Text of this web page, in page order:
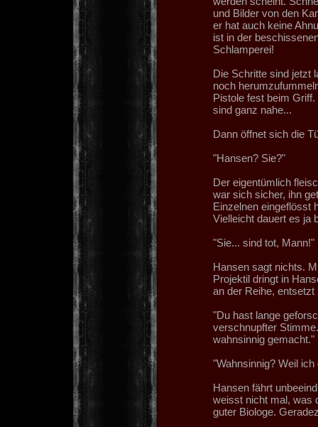
und Bilder von den
er hat auch keine
ist in der
Schlamperei!
Die Schritte sind jetzt
noch
Pistole fest beim
sind ganz nahe...
Dann öffnet sich die
"Hansen? Sie?"
Der eigentümlich
war sich sicher, ihn
Einzelnen eingeflösst
Vielleicht dauert es ja
"Sie... sind tot,
Hansen sagt nichts.
Projektil dringt in
an der Reihe,
"Du hast lange
verschnupfter
wahnsinnig gemacht."
"Wahnsinnig? Weil
Hansen fährt
weisst nicht mal, was
guter Biologe.